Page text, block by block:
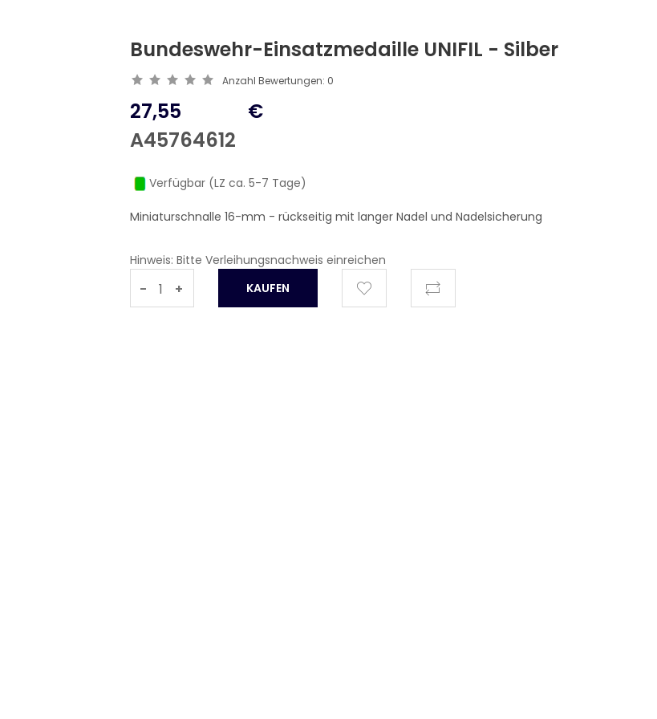
Bundeswehr-Einsatzmedaille UNIFIL - Silber
Anzahl Bewertungen: 0
27,55
A45764612
€
Verfügbar (LZ ca. 5-7 Tage)
Miniaturschnalle 16-mm - rückseitig mit langer Nadel und Nadelsicherung
Hinweis: Bitte Verleihungsnachweis einreichen
- +